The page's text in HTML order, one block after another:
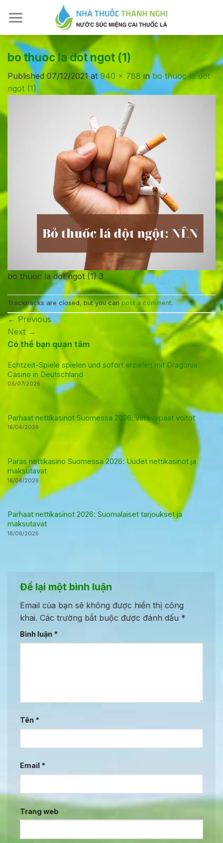
bo thuoc la dot ngot (1)
Published 07/12/2021at940 × 788 inbo thuoc la dot
ngot (1)
bo thuoc la dot ngot (1) 3
Trackbacks are closed, but you can post a comment.
← Previous
Next →
Có thể bạn quan tâm
Echtzeit-Spiele spielen und sofort erzielen mit Dragonia
Casino in Deutschland
05/07/2026
Parhaat nettikasinot Suomessa 2026: verovapaat voitot
16/06/2026
Paras nettikasino Suomessa 2026: Uudet nettikasinot ja
maksutavat
16/06/2026
Parhaat nettikasinot 2026: Suomalaiset tarjoukset ja
maksutavat
16/06/2026
Để lại một bình luận
Email của bạn sẽ không được hiển thị công
khai. Các trường bắt buộc được đánh dấu *
Bình luận *
Tên *
Email *
Trang web